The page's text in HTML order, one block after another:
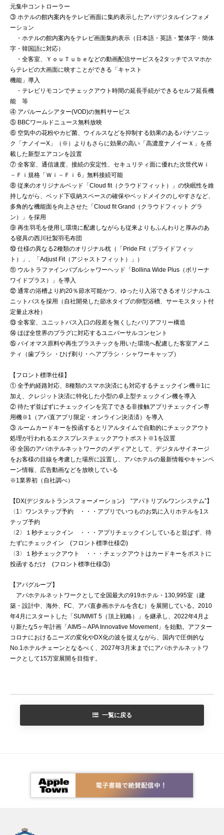
元集中コントローラー
③ ホテルの館内案内をテレビ画面に集約表示したアパデジタルインフォメ
ーション
・ホテルの館内案内をテレビ画面集約表示（日本語・英語・繁体字・簡体
字・韓国語に対応）
・全客室、ＹｏｕＴｕｂｅなどの動画配信サービスを2タッチでスマホか
らテレビの大画面に映すことができる「キャスト
機能」導入
・テレビリモコンでチェックアウト時間の延長手続ができるセルフ延長機
能 等
④ アパルームシアター(VOD)の無料サービス
⑤ BBCワールドニュース無料放映
⑥ 空気中の花粉やカビ菌、ウイルスなどを抑制する効果のあるパナソニッ
ク「ナノイーX」（※）よりもさらに効果の高い「高濃度ナノイーＸ」を搭
載した新型エアコンを設置
⑦ 全客室、通信速度、接続の安定性、セキュリティ面に優れた次世代Ｗｉ
－Ｆｉ規格「Ｗｉ－Ｆｉ 6」無料接続可能
⑧ 従来のオリジナルベッド「Cloud fit（クラウドフィット）」の快眠性を維
持しながら、ベッド下収納スペースの確保やベッドメイクのしやすさなど、
多角的な機能面を向上させた「Cloud fit Grand（クラウドフィット グラ
ン）」を採用
⑨ 再生羽毛を使用し環境に配慮しながらも従来よりもふんわりと厚みのあ
る寝具の西川社製羽毛布団
⑩ 仕様の異なる2種類のオリジナル枕（「Pride Fit（プライドフィッ
ト）」、「Adjust Fit（アジャストフィット）」）
⑪ ウルトラファインバブルシャワーヘッド「Bollina Wide Plus（ボリーナ
ワイドプラス）」を導入
⑫ 通常の浴槽より約20％節水可能かつ、ゆったり入浴できるオリジナルユ
ニットバスを採用（自社開発した節水タイプの卵型浴槽、サーモスタット付
定量止水栓）
⑬ 全客室、ユニットバス入口の段差を無くしたバリアフリー構造
⑭ ほぼ全世界のプラグに対応するユニバーサルコンセント
⑮ バイオマス原料や再生プラスチックを用いた環境へ配慮した客室アメニ
ティ（歯ブラシ ・ひげ剃り・ヘアブラシ・シャワーキャップ）
【フロント標準仕様】
① 全予約経路対応、8種類のスマホ決済にも対応するチェックイン機※1に
加え、クレジット決済に特化した小型の卓上型チェックイン機を導入
② 待たず並ばずにチェックインを完了できる非接触アプリチェックイン専
用機※1（アパ直アプリ限定・オンライン決済済）を導入
③ ルームカードキーを投函するとリアルタイムで自動的にチェックアウト
処理が行われるエクスプレスチェックアウトポスト※1を設置
④ 全国のアパホテルネットワークのメディアとして、デジタルサイネージ
をお客様の目線を考慮した場所に設置し、アパホテルの最新情報やキャンペ
ーン情報、広告動画などを放映している
※1業界初（自社調べ）
【DX(デジタルトランスフォーメーション) “アパトリプルワンシステム”】
〈1〉ワンステップ予約 ・・・アプリでいつものお気に入りホテルを1ス
テップ予約
〈2〉１秒チェックイン ・・・アプリチェックインしていると並ばず、待
たずにチェックイン (フロント標準仕様②)
〈3〉１秒チェックアウト ・・・チェックアウトはカードキーをポストに
投函するだけ (フロント標準仕様③)
【アパグループ】
アパホテルネットワークとして全国最大の919ホテル・130,995室（建
築・設計中、海外、FC、アパ直参画ホテルを含む）を展開している。2010
年4月にスタートした「SUMMIT 5（頂上戦略）」を継承し、2022年4月よ
り新たな5ヶ年計画「AIM5～APA Innovative Movement」を始動。アフター
コロナにおけるニーズの変化やDX化の波を捉えながら、国内で圧倒的な
No.1ホテルチェーンとなるべく、2027年3月末までにアパホテルネットワ
ークとして15万室展開を目指す。
一覧に戻る